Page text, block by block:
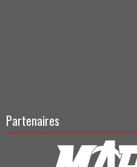
Partenaires